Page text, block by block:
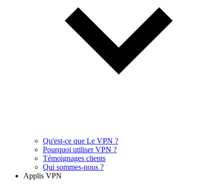
Qu'est-ce que Le VPN ?
Pourquoi utiliser VPN ?
Témoignages clients
Qui sommes-nous ?
Applis VPN